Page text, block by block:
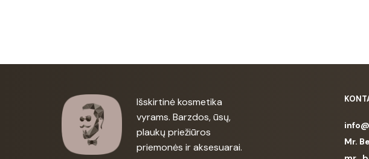
Išskirtinė kosmetika
vyrams. Barzdos, ūsų,
plaukų priežiūros
priemonės ir aksesuarai.
Mr.